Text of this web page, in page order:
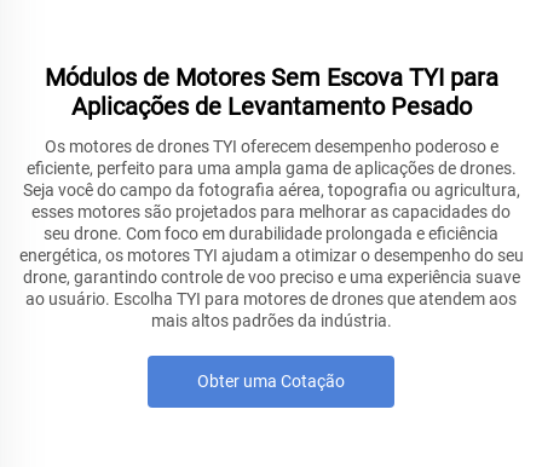
Módulos de Motores Sem Escova TYI para
Aplicações de Levantamento Pesado
Os motores de drones TYI oferecem desempenho poderoso e
eficiente, perfeito para uma ampla gama de aplicações de drones.
Seja você do campo da fotografia aérea, topografia ou agricultura,
esses motores são projetados para melhorar as capacidades do
seu drone. Com foco em durabilidade prolongada e eficiência
energética, os motores TYI ajudam a otimizar o desempenho do seu
drone, garantindo controle de voo preciso e uma experiência suave
ao usuário. Escolha TYI para motores de drones que atendem aos
mais altos padrões da indústria.
Obter uma Cotação